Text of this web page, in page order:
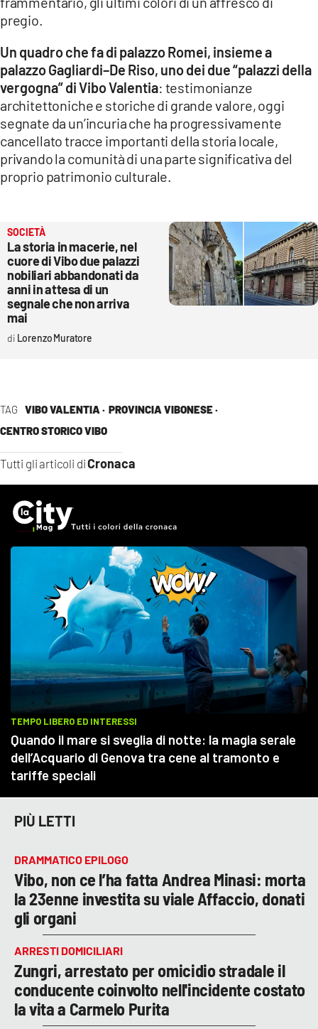
TAG VIBO VALENTIA · PROVINCIA VIBONESE ·
CENTRO STORICO VIBO
Tutti gli articoli diCronaca
pregio.
Un quadro che fa di palazzo Romei, insieme a
palazzo Gagliardi–De Riso, uno dei due “palazzi della
vergogna” di Vibo Valentia: testimonianze
architettoniche e storiche di grande valore, oggi
segnate da un’incuria che ha progressivamente
cancellato tracce importanti della storia locale,
privando la comunità di una parte significativa del
proprio patrimonio culturale.
SOCIETÀ
La storia in macerie, nel
cuore di Vibo due palazzi
nobiliari abbandonati da
anni in attesa di un
segnale che non arriva
mai
Lorenzo Muratore
PIÙ LETTI
DRAMMATICO EPILOGO
Vibo, non ce l’ha fatta Andrea Minasi: morta
la 23enne investita su viale Affaccio, donati
gli organi
ARRESTI DOMICILIARI
Zungri, arrestato per omicidio stradale il
conducente coinvolto nell'incidente costato
la vita a Carmelo Purita